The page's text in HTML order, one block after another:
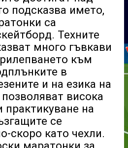
подсказва името,
са
Техните
много гъвкави
към
в
и на езика на
висока
практикуване на
се
скоро като чехли.